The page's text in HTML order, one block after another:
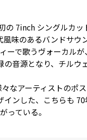
7inch シングルカッ
味のあるバンドサウ
ーで歌うヴォーカルが
の音源となり、チル
なアーティストのポ
ンした、こちらも 70
っている。